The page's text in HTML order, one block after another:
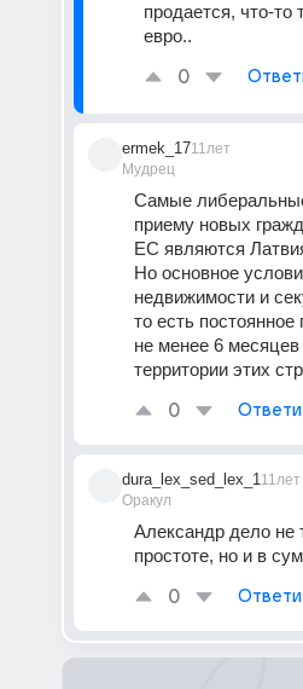
продается, что-то
евро..
0
ermek_17
Мудрец
11лет
Самые
приему новых
ЕС являются
Но основное
недвижимости и
то есть постоянное
не менее 6 месяцев
территории этих
0
dura_lex_sed_lex_1
Оракул
11лет
Александр дело не
простоте, но и в
0